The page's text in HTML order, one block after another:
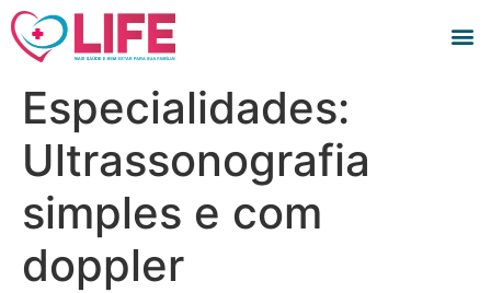
Especialidades:
Ultrassonografia
simples e com
doppler